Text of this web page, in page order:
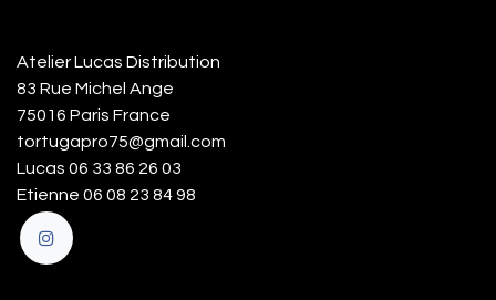
Atelier Lucas Distribution
83 Rue Michel Ange
75016 Paris France
tortugapro75@gmail.com
Lucas 06 33 86 26 03
Etienne 06 08 23 84 98